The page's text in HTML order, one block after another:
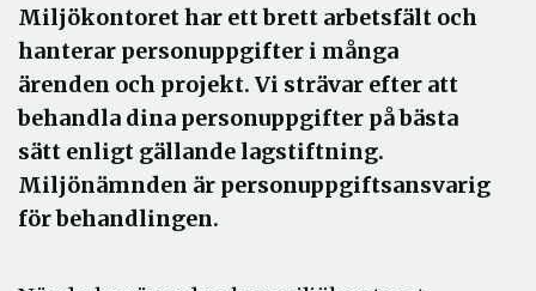
Miljökontoret har ett brett arbetsfält och
hanterar personuppgifter i många
ärenden och projekt. Vi strävar efter att
behandla dina personuppgifter på bästa
sätt enligt gällande lagstiftning.
Miljönämnden är personuppgiftsansvarig
för behandlingen.